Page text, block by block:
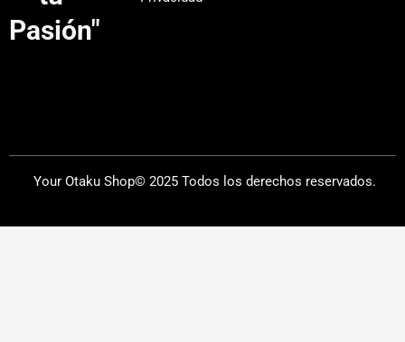
Pasión"
Your Otaku Shop© 2025 Todos los derechos reservados.